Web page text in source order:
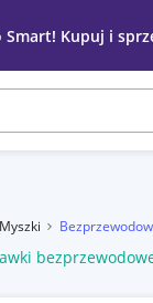
Smart! Kupuj i
Myszki